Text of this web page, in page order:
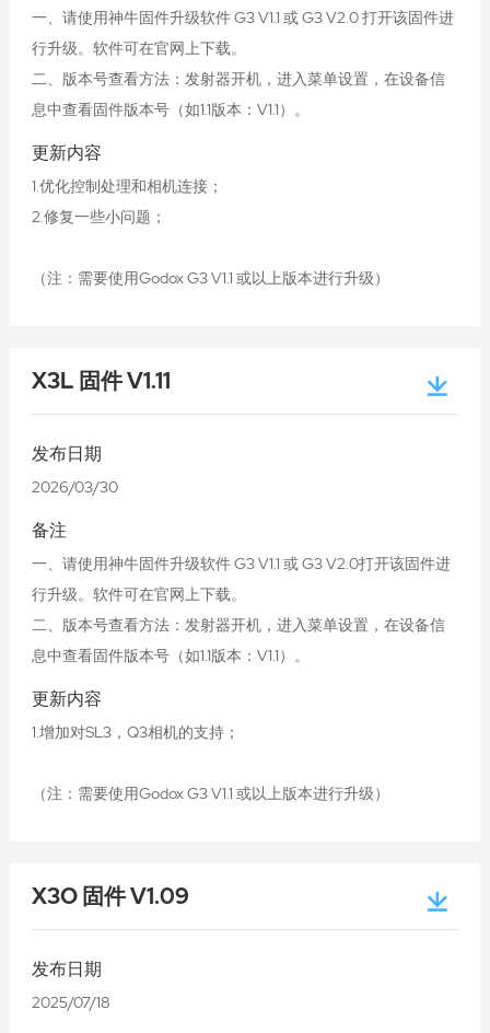
一、请使用神牛固件升级软件 G3 V1.1 或 G3 V2.0 打开该固件进
行升级。软件可在官网上下载。
二、版本号查看方法：发射器开机，进入菜单设置，在设备信
息中查看固件版本号（如1.1版本：V1.1）。
更新内容
1.优化控制处理和相机连接；
2.修复一些小问题；
（注：需要使用Godox G3 V1.1 或以上版本进行升级）
X3L 固件 V1.11
发布日期
2026/03/30
备注
一、请使用神牛固件升级软件 G3 V1.1 或 G3 V2.0打开该固件进
行升级。软件可在官网上下载。
二、版本号查看方法：发射器开机，进入菜单设置，在设备信
息中查看固件版本号（如1.1版本：V1.1）。
更新内容
1.增加对SL3，Q3相机的支持；
（注：需要使用Godox G3 V1.1 或以上版本进行升级）
X3O 固件 V1.09
发布日期
2025/07/18